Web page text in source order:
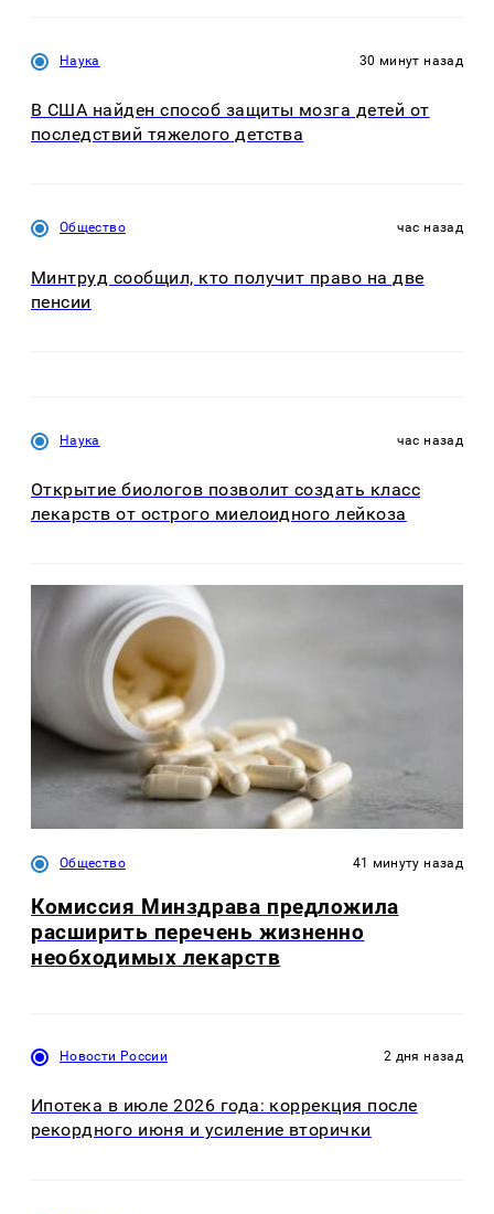
Наука 30 минут назад
В США найден способ защиты мозга детей от
последствий тяжелого детства
Общество час назад
Минтруд сообщил, кто получит право на две
пенсии
Наука час назад
Открытие биологов позволит создать класс
лекарств от острого миелоидного лейкоза
Общество 41 минуту назад
Комиссия Минздрава предложила
расширить перечень жизненно
необходимых лекарств
Новости России 2 дня назад
Ипотека в июле 2026 года: коррекция после
рекордного июня и усиление вторички